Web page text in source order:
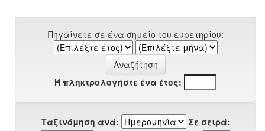
Πηγαίνετε σε ένα σημείο του ευρετηρίου:
Ή πληκτρολογήστε ένα έτος:
Ταξινόμηση ανά:
Σε σειρά: